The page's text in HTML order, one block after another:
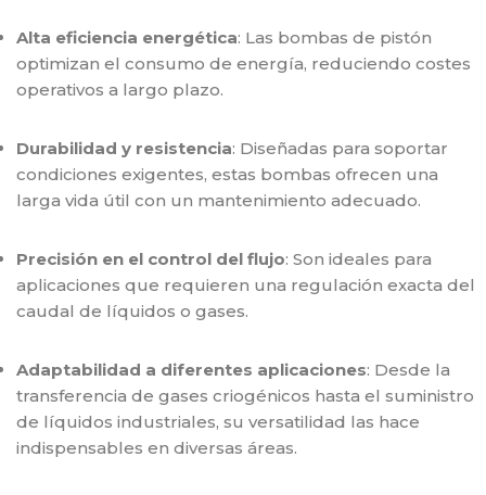
Alta eficiencia energética: Las bombas de pistón
optimizan el consumo de energía, reduciendo costes
operativos a largo plazo.
Durabilidad y resistencia: Diseñadas para soportar
condiciones exigentes, estas bombas ofrecen una
larga vida útil con un mantenimiento adecuado.
Precisión en el control del flujo: Son ideales para
aplicaciones que requieren una regulación exacta del
caudal de líquidos o gases.
Adaptabilidad a diferentes aplicaciones: Desde la
transferencia de gases criogénicos hasta el suministro
de líquidos industriales, su versatilidad las hace
indispensables en diversas áreas.